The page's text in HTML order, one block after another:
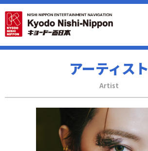
アーティスト
Artist